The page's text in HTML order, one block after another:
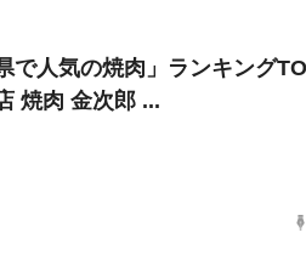
で人気の焼肉」ランキング
焼肉 金次郎 ...